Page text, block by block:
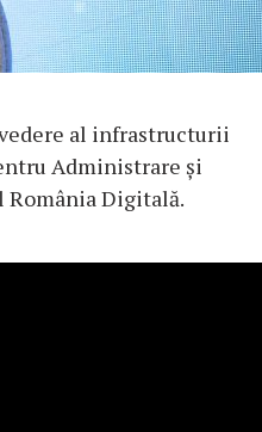
al infrastructurii
Administrare şi
România Digitală.